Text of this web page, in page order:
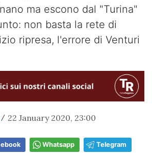
ma escono dal "Turina"
non basta la rete di
ripresa, l'errore di Venturi
/ 22 January 2020, 23:00
Whatsapp Telegram